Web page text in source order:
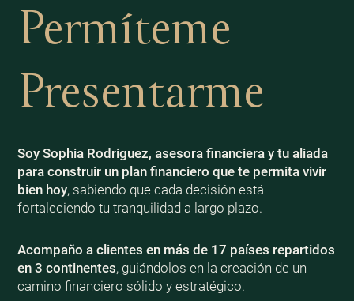
Permíteme
Presentarme
Soy Sophia Rodriguez, asesora financiera y tu aliada
para construir un plan financiero que te permita vivir
bien hoy, sabiendo que cada decisión está
fortaleciendo tu tranquilidad a largo plazo.
Acompaño a clientes en más de 17 países repartidos
en 3 continentes, guiándolos en la creación de un
camino financiero sólido y estratégico.